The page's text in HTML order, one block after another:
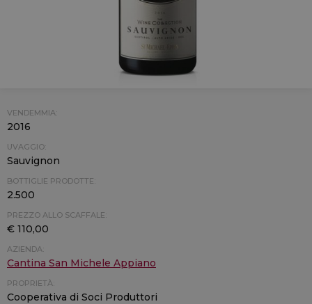
VENDEMMIA:
2016
UVAGGIO:
Sauvignon
BOTTIGLIE PRODOTTE:
2.500
PREZZO ALLO SCAFFALE:
€ 110,00
AZIENDA:
Cantina San Michele Appiano
PROPRIETÀ:
Cooperativa di Soci Produttori